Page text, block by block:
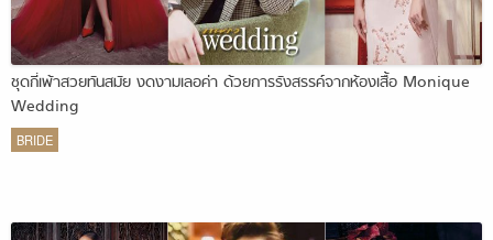
ชุดกี่เพ้าสวยทันสมัย งดงามเลอค่า ด้วยการรังสรรค์จากห้องเสื้อ Monique
Wedding
BRIDE